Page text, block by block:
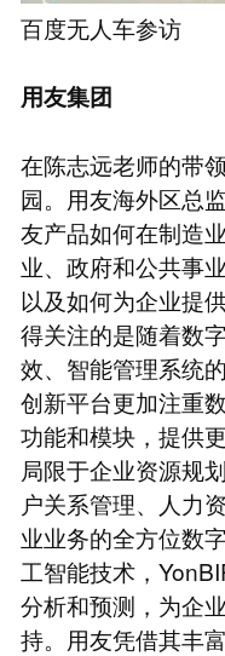
百度无人车参访
用友集团
在陈志远老师的带
园。用友海外区总
友产品如何在制造
业、政府和公共事
以及如何为企业提
得关注的是随着数
效、智能管理系统
创新平台更加注重
功能和模块，提供
局限于企业资源规
户关系管理、人力
业业务的全方位数
工智能技术，
分析和预测，为企
持。用友凭借其丰